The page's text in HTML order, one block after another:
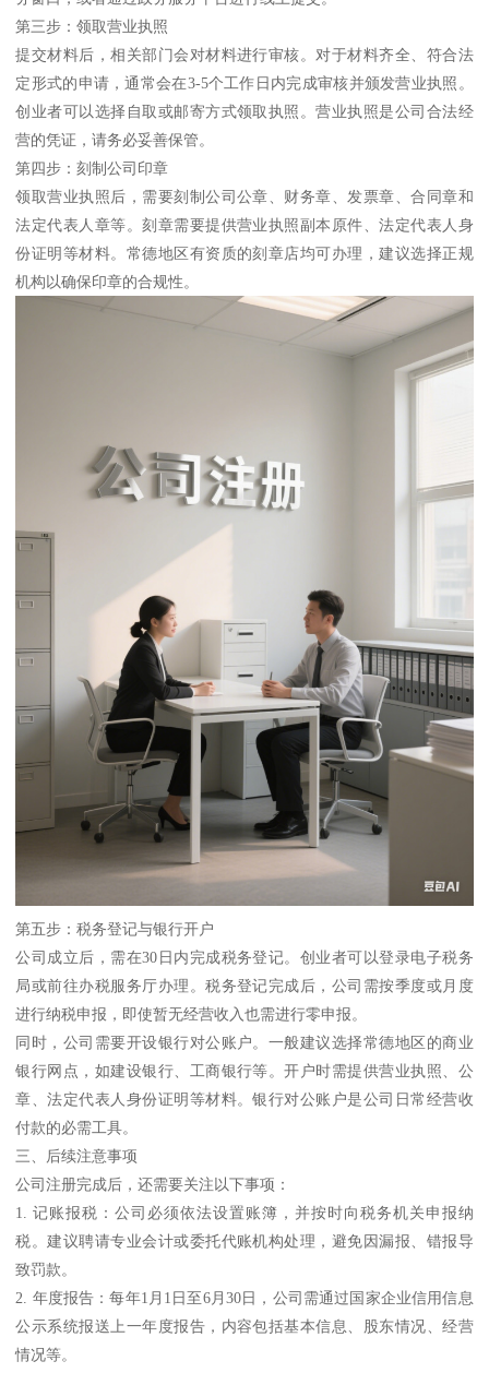
第三步：领取营业执照
提交材料后，相关部门会对材料进行审核。对于材料齐全、符合法
定形式的申请，通常会在3-5个工作日内完成审核并颁发营业执照。
创业者可以选择自取或邮寄方式领取执照。营业执照是公司合法经
营的凭证，请务必妥善保管。
第四步：刻制公司印章
领取营业执照后，需要刻制公司公章、财务章、发票章、合同章和
法定代表人章等。刻章需要提供营业执照副本原件、法定代表人身
份证明等材料。常德地区有资质的刻章店均可办理，建议选择正规
机构以确保印章的合规性。
第五步：税务登记与银行开户
公司成立后，需在30日内完成税务登记。创业者可以登录电子税务
局或前往办税服务厅办理。税务登记完成后，公司需按季度或月度
进行纳税申报，即使暂无经营收入也需进行零申报。
同时，公司需要开设银行对公账户。一般建议选择常德地区的商业
银行网点，如建设银行、工商银行等。开户时需提供营业执照、公
章、法定代表人身份证明等材料。银行对公账户是公司日常经营收
付款的必需工具。
三、后续注意事项
公司注册完成后，还需要关注以下事项：
1. 记账报税：公司必须依法设置账簿，并按时向税务机关申报纳
税。建议聘请专业会计或委托代账机构处理，避免因漏报、错报导
致罚款。
2. 年度报告：每年1月1日至6月30日，公司需通过国家企业信用信息
公示系统报送上一年度报告，内容包括基本信息、股东情况、经营
情况等。